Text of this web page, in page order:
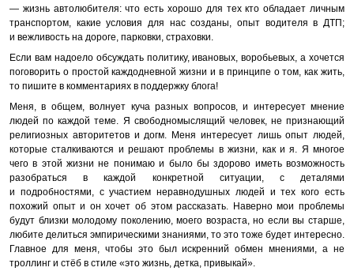
— жизнь автолюбителя: что есть хорошо для тех кто обладает личным
транспортом, какие условия для нас созданы, опыт водителя в ДТП;
и вежливость на дороге, парковки, страховки.
Если вам надоело обсуждать политику, ивановых, воробьевых, а хочется
поговорить о простой каждодневной жизни и в принципе о том, как жить,
то пишите в комментариях в поддержку блога!
Меня, в общем, волнует куча разных вопросов, и интересует мнение
людей по каждой теме. Я свободномыслящий человек, не признающий
религиозных авторитетов и догм. Меня интересует лишь опыт людей,
которые сталкиваются и решают проблемы в жизни, как и я. Я многое
чего в этой жизни не понимаю и было бы здорово иметь возможность
разобраться в каждой конкретной ситуации, с деталями
и подробностями, с участием неравнодушных людей и тех кого есть
похожий опыт и он хочет об этом рассказать. Наверно мои проблемы
будут близки молодому поколению, моего возраста, но если вы старше,
любите делиться эмпирическими знаниями, то это тоже будет интересно.
Главное для меня, чтобы это был искренний обмен мнениями, а не
троллинг и стёб в стиле «это жизнь, детка, привыкай».